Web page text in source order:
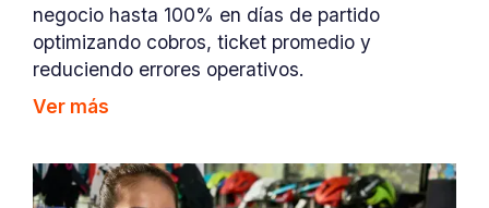
negocio hasta 100% en días de partido
optimizando cobros, ticket promedio y
reduciendo errores operativos.
Ver más